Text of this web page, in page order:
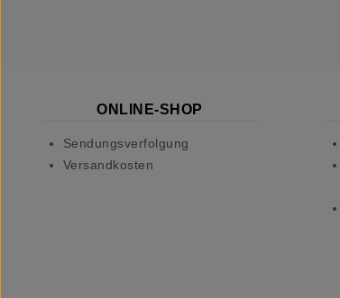
ONLINE-SHOP
Sendungsverfolgung
Versandkosten